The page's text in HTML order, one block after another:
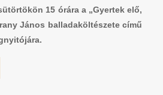
15 órára a „Gyertek elő,
János balladaköltészete című